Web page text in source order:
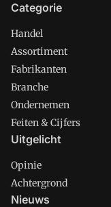
Categorie
Handel
Assortiment
Fabrikanten
Branche
Ondernemen
Feiten & Cijfers
Uitgelicht
Opinie
Achtergrond
Nieuws